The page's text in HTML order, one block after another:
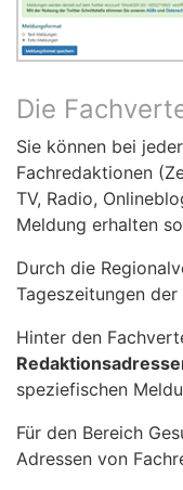
Die
Sie können bei
Fachredaktionen
TV, Radio,
Meldung erhalten
Durch die
Tageszeitungen
Hinter den
speziefischen
Für den Bereich
Adressen von